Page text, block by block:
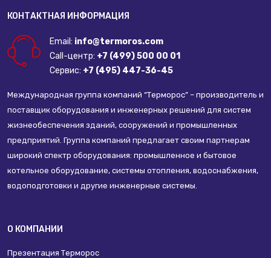
КОНТАКТНАЯ ИНФОРМАЦИЯ
Email: info@termoros.com
Call-центр: +7 (499) 500 00 01
Сервис: +7 (495) 447-36-45
Международная группа компаний “Терморос” – производитель и
поставщик оборудования и инженерных решений для систем
жизнеобеспечения зданий, сооружений и промышленных
предприятий. Группа компаний предлагает своим партнерам
широкий спектр оборудования: промышленное и бытовое
котельное оборудование, системы отопления, водоснабжения,
водоподготовки и другие инженерные системы.
О КОМПАНИИ
Презентация Терморос